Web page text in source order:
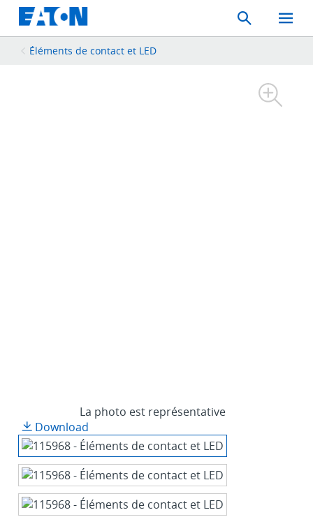
Search
Toggle
Mobile
Éléments de contact et LED
La photo est représentative
Download